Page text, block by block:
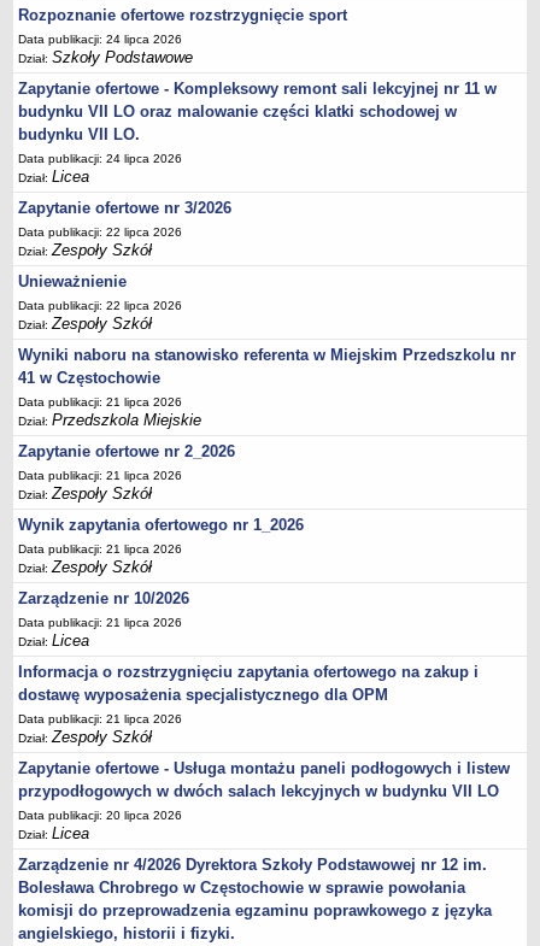
Rozpoznanie ofertowe rozstrzygnięcie sport
Data publikacji: 24 lipca 2026
Dział:Szkoły Podstawowe
Zapytanie ofertowe - Kompleksowy remont sali lekcyjnej nr 11 w
budynku VII LO oraz malowanie części klatki schodowej w
budynku VII LO.
Data publikacji: 24 lipca 2026
Dział:Licea
Zapytanie ofertowe nr 3/2026
Data publikacji: 22 lipca 2026
Dział:Zespoły Szkół
Unieważnienie
Data publikacji: 22 lipca 2026
Dział:Zespoły Szkół
Wyniki naboru na stanowisko referenta w Miejskim Przedszkolu nr
41 w Częstochowie
Data publikacji: 21 lipca 2026
Dział:Przedszkola Miejskie
Zapytanie ofertowe nr 2_2026
Data publikacji: 21 lipca 2026
Dział:Zespoły Szkół
Wynik zapytania ofertowego nr 1_2026
Data publikacji: 21 lipca 2026
Dział:Zespoły Szkół
Zarządzenie nr 10/2026
Data publikacji: 21 lipca 2026
Dział:Licea
Informacja o rozstrzygnięciu zapytania ofertowego na zakup i
dostawę wyposażenia specjalistycznego dla OPM
Data publikacji: 21 lipca 2026
Dział:Zespoły Szkół
Zapytanie ofertowe - Usługa montażu paneli podłogowych i listew
przypodłogowych w dwóch salach lekcyjnych w budynku VII LO
Data publikacji: 20 lipca 2026
Dział:Licea
Zarządzenie nr 4/2026 Dyrektora Szkoły Podstawowej nr 12 im.
Bolesława Chrobrego w Częstochowie w sprawie powołania
komisji do przeprowadzenia egzaminu poprawkowego z języka
angielskiego, historii i fizyki.